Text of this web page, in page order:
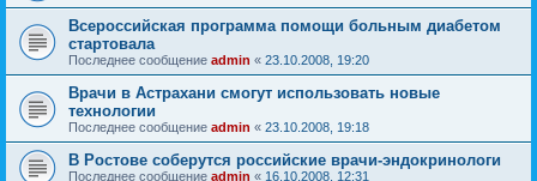
Всероссийская программа помощи больным диабетом
стартовала
Последнее сообщение admin « 23.10.2008, 19:20
Врачи в Астрахани смогут использовать новые
технологии
Последнее сообщение admin « 23.10.2008, 19:18
В Ростове соберутся российские врачи-эндокринологи
Последнее сообщение admin « 16.10.2008, 12:31